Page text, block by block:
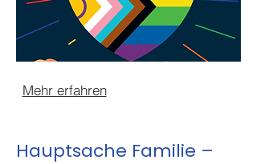
Hauptsache Familie –
Mehr erfahren